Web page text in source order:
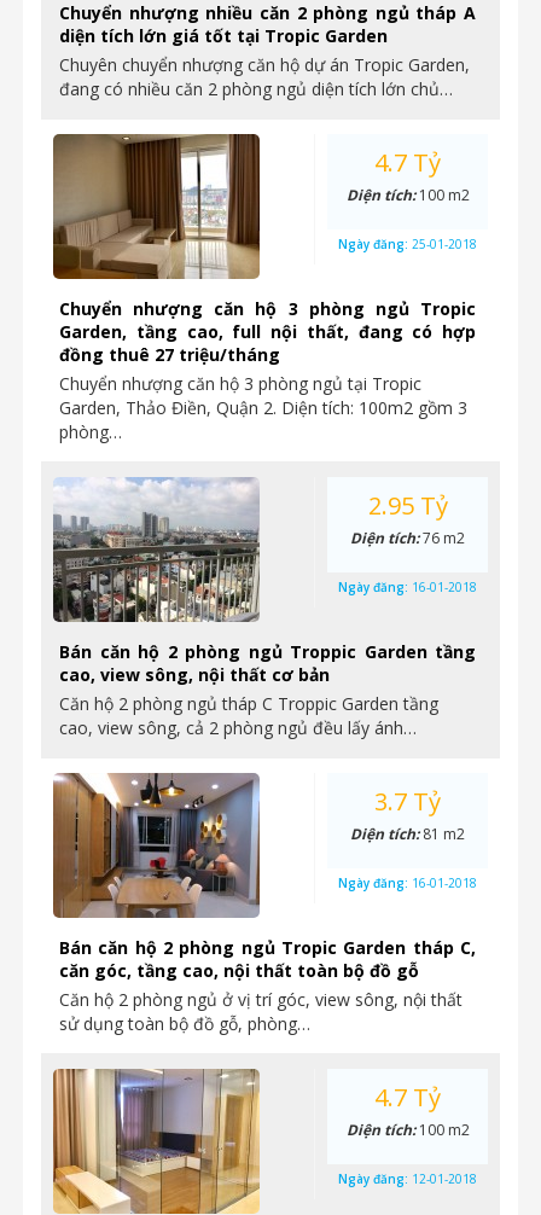
Chuyển nhượng nhiều căn 2 phòng ngủ tháp A
diện tích lớn giá tốt tại Tropic Garden
Chuyên chuyển nhượng căn hộ dự án Tropic Garden,
đang có nhiều căn 2 phòng ngủ diện tích lớn chủ…
Chuyển nhượng căn hộ 3 phòng ngủ Tropic
Garden, tầng cao, full nội thất, đang có hợp
đồng thuê 27 triệu/tháng
Chuyển nhượng căn hộ 3 phòng ngủ tại Tropic
Garden, Thảo Điền, Quận 2. Diện tích: 100m2 gồm 3
phòng…
4.7 Tỷ
Diện tích:100 m2
Ngày đăng: 25-01-2018
Bán căn hộ 2 phòng ngủ Troppic Garden tầng
cao, view sông, nội thất cơ bản
Căn hộ 2 phòng ngủ tháp C Troppic Garden tầng
cao, view sông, cả 2 phòng ngủ đều lấy ánh…
2.95 Tỷ
Diện tích:76 m2
Ngày đăng: 16-01-2018
Bán căn hộ 2 phòng ngủ Tropic Garden tháp C,
căn góc, tầng cao, nội thất toàn bộ đồ gỗ
Căn hộ 2 phòng ngủ ở vị trí góc, view sông, nội thất
sử dụng toàn bộ đồ gỗ, phòng…
3.7 Tỷ
Diện tích:81 m2
Ngày đăng: 16-01-2018
4.7 Tỷ
Diện tích:100 m2
Ngày đăng: 12-01-2018